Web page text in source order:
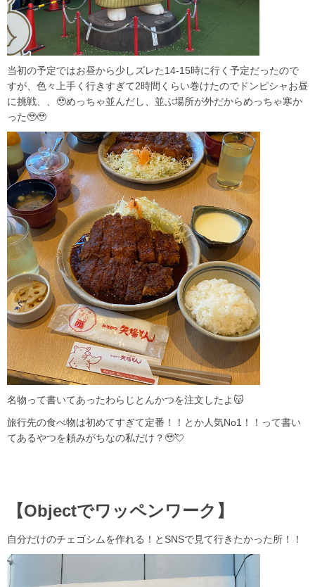
当初の予定ではお昼から少しズレた14-15時に行く予定だったので
すが、色々上手く行きすぎて2時間くらい巻けたのでドンピシャお昼
に挑戦、、🥹めっちゃ並んだし、並ぶ場所が外だからめっちゃ寒か
った🥹🥹
名物って書いてあったわらじとんかつを注文したよ😽
旅行先の食べ物は初めてすぎて定番！！とか人気No1！！って書い
てあるやつを頼みがちなの私だけ？🥹💘
【Objectでワッペンワーク】
自分だけのチェゴシムを作れる！とSNSで見て行きたかった所！！